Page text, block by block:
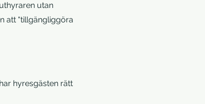
utan
att "tillgängliggöra
hyresgästen rätt